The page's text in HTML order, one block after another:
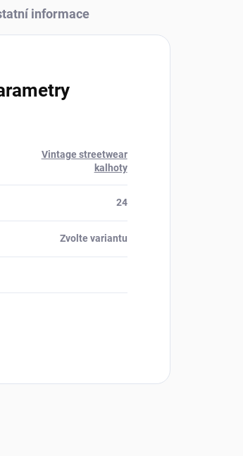
informace
Vintage streetwear
kalhoty
24
Zvolte variantu